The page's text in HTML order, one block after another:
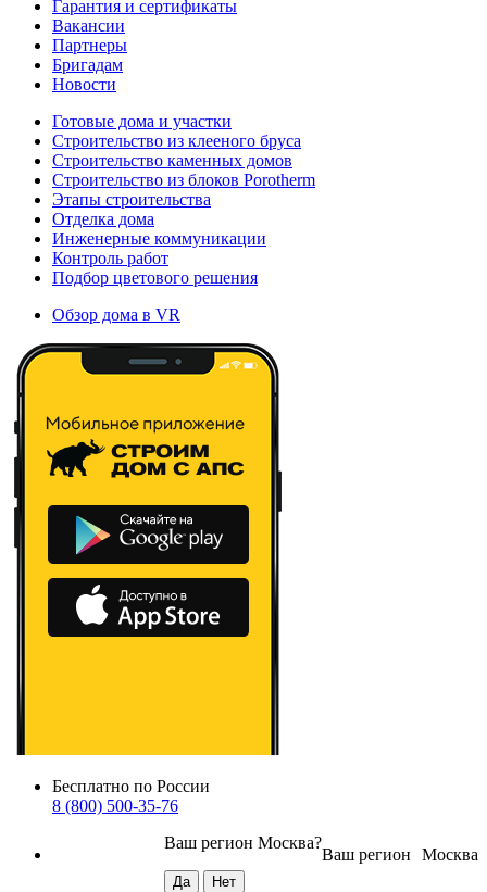
Гарантия и сертификаты
Вакансии
Партнеры
Бригадам
Новости
Готовые дома и участки
Строительство из клееного бруса
Строительство каменных домов
Строительство из блоков Porotherm
Этапы строительства
Отделка дома
Инженерные коммуникации
Контроль работ
Подбор цветового решения
Обзор дома в VR
Бесплатно по России
8 (800) 500-35-76
Москва
Ваш регион
Ваш регион Москва?